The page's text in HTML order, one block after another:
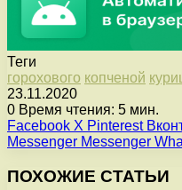
Теги
горохового копченой
23.11.2020
0 Время чтения: 5 мин.
Facebook X Pinterest
Messenger Messenger
ПОХОЖИЕ СТАТЬИ